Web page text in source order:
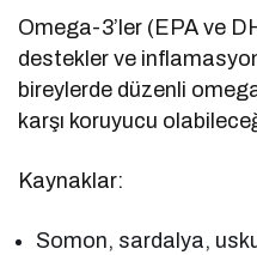
Omega-3’ler (EPA ve
destekler ve
bireylerde düzenli
karşı koruyucu
Kaynaklar:
Somon, sardalya,